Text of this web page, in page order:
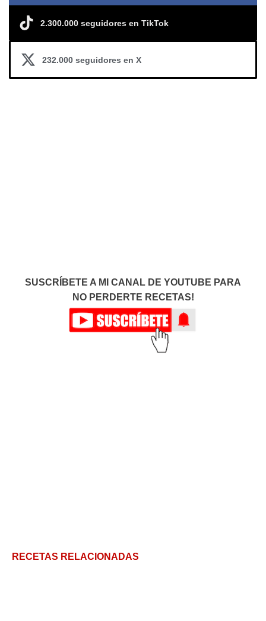
2.300.000 seguidores en TikTok
232.000 seguidores en X
SUSCRÍBETE A MI CANAL DE YOUTUBE PARA
NO PERDERTE RECETAS!
RECETAS RELACIONADAS